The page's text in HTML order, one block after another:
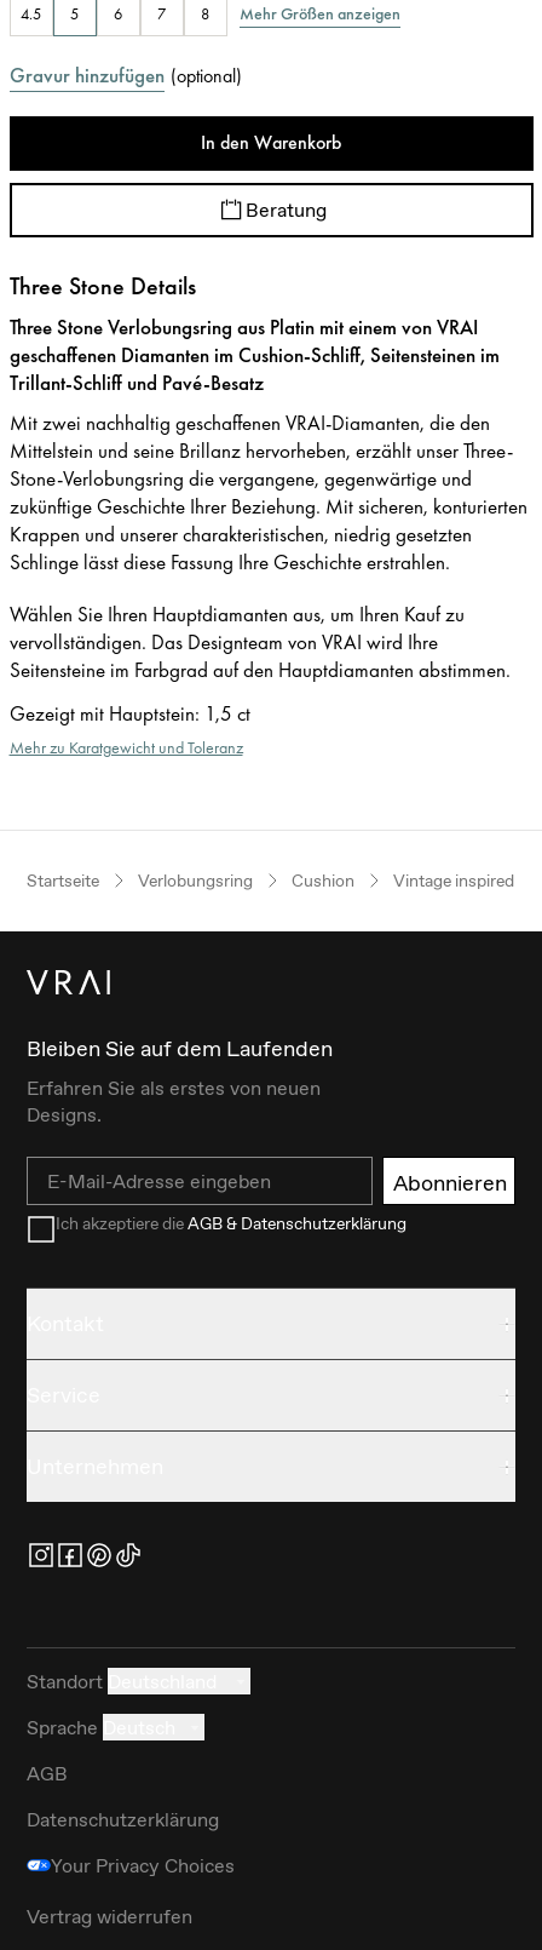
4.5 5 6 7 8 Mehr Größen anzeigen
Gravur hinzufügen (optional)
In den Warenkorb
Beratung
Three Stone Details
Three Stone Verlobungsring aus Platin mit einem von VRAI
geschaffenen Diamanten im Cushion-Schliff, Seitensteinen im
Trillant-Schliff und Pavé-Besatz
Mit zwei nachhaltig geschaffenen VRAI-Diamanten, die den
Mittelstein und seine Brillanz hervorheben, erzählt unser Three-
Stone-Verlobungsring die vergangene, gegenwärtige und
zukünftige Geschichte Ihrer Beziehung. Mit sicheren, konturierten
Krappen und unserer charakteristischen, niedrig gesetzten
Schlinge lässt diese Fassung Ihre Geschichte erstrahlen.
Wählen Sie Ihren Hauptdiamanten aus, um Ihren Kauf zu
vervollständigen. Das Designteam von VRAI wird Ihre
Seitensteine im Farbgrad auf den Hauptdiamanten abstimmen.
Gezeigt mit Hauptstein: 1,5 ct
Mehr zu Karatgewicht und Toleranz
Startseite Verlobungsring Cushion Vintage inspired
Bleiben Sie auf dem Laufenden
Erfahren Sie als erstes von neuen
Designs.
Email Abonnieren
Ich akzeptiere dieAGB & Datenschutzerklärung
Standort
Sprache
AGB
Datenschutzerklärung
Your Privacy Choices
Vertrag widerrufen